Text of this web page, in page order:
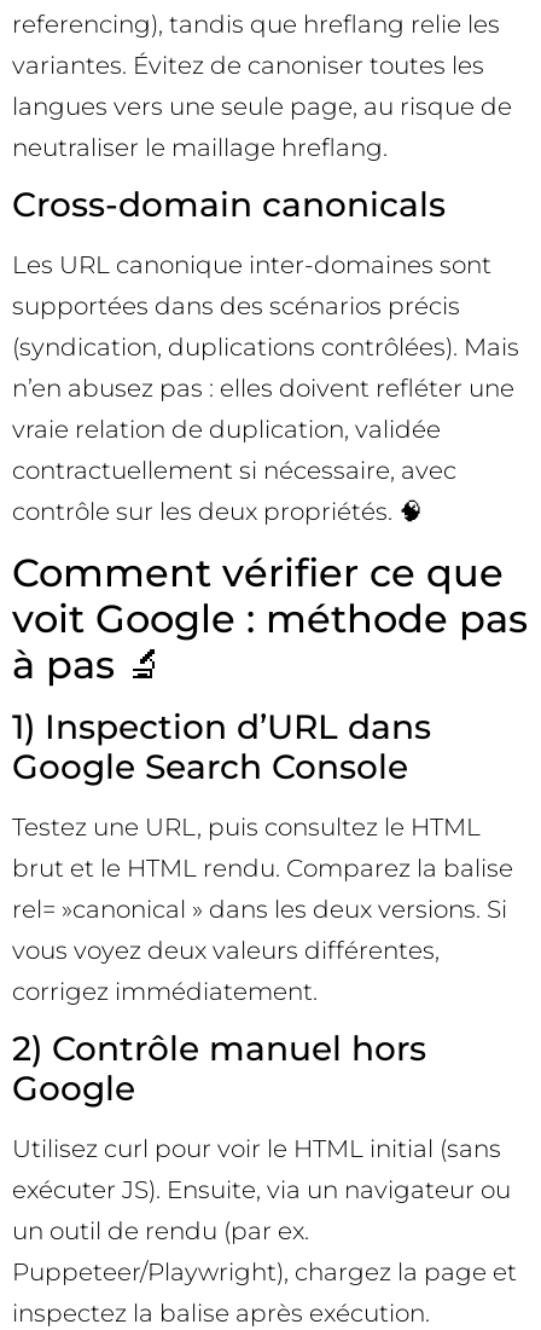
referencing), tandis que hreflang relie les
variantes. Évitez de canoniser toutes les
langues vers une seule page, au risque de
neutraliser le maillage hreflang.
Cross-domain canonicals
Les URL canonique inter-domaines sont
supportées dans des scénarios précis
(syndication, duplications contrôlées). Mais
n’en abusez pas : elles doivent refléter une
vraie relation de duplication, validée
contractuellement si nécessaire, avec
contrôle sur les deux propriétés. 🧠
Comment vérifier ce que
voit Google : méthode pas
à pas 🔬
1) Inspection d’URL dans
Google Search Console
Testez une URL, puis consultez le HTML
brut et le HTML rendu. Comparez la balise
rel= »canonical » dans les deux versions. Si
vous voyez deux valeurs différentes,
corrigez immédiatement.
2) Contrôle manuel hors
Google
Utilisez curl pour voir le HTML initial (sans
exécuter JS). Ensuite, via un navigateur ou
un outil de rendu (par ex.
Puppeteer/Playwright), chargez la page et
inspectez la balise après exécution.